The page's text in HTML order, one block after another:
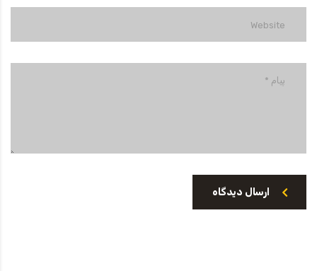
ارسال دیدگاه